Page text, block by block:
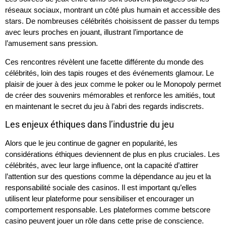
réseaux sociaux, montrant un côté plus humain et accessible des
stars. De nombreuses célébrités choisissent de passer du temps
avec leurs proches en jouant, illustrant l’importance de
l’amusement sans pression.
Ces rencontres révèlent une facette différente du monde des
célébrités, loin des tapis rouges et des événements glamour. Le
plaisir de jouer à des jeux comme le poker ou le Monopoly permet
de créer des souvenirs mémorables et renforce les amitiés, tout
en maintenant le secret du jeu à l’abri des regards indiscrets.
Les enjeux éthiques dans l’industrie du jeu
Alors que le jeu continue de gagner en popularité, les
considérations éthiques deviennent de plus en plus cruciales. Les
célébrités, avec leur large influence, ont la capacité d’attirer
l’attention sur des questions comme la dépendance au jeu et la
responsabilité sociale des casinos. Il est important qu’elles
utilisent leur plateforme pour sensibiliser et encourager un
comportement responsable. Les plateformes comme betscore
casino peuvent jouer un rôle dans cette prise de conscience.